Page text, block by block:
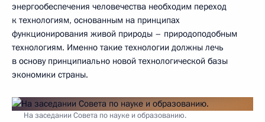
энергообеспечения человечества необходим переход
к технологиям, основанным на принципах
функционирования живой природы – природоподобным
технологиям. Именно такие технологии должны лечь
в основу принципиально новой технологической базы
экономики страны.
На заседании Совета по науке и образованию.